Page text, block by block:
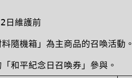
日維護前
隨機箱」為主商品的召喚活動。
和平紀念日召喚券」參與。